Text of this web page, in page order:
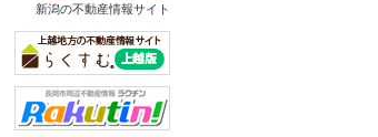
新潟の不動産情報サイト